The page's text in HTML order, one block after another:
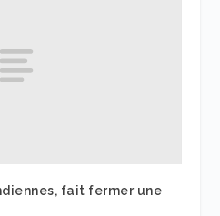
fait fermer une